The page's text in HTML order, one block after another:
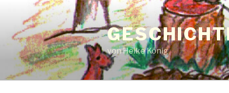
von Heike König